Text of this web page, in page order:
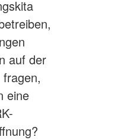
auf der
eine